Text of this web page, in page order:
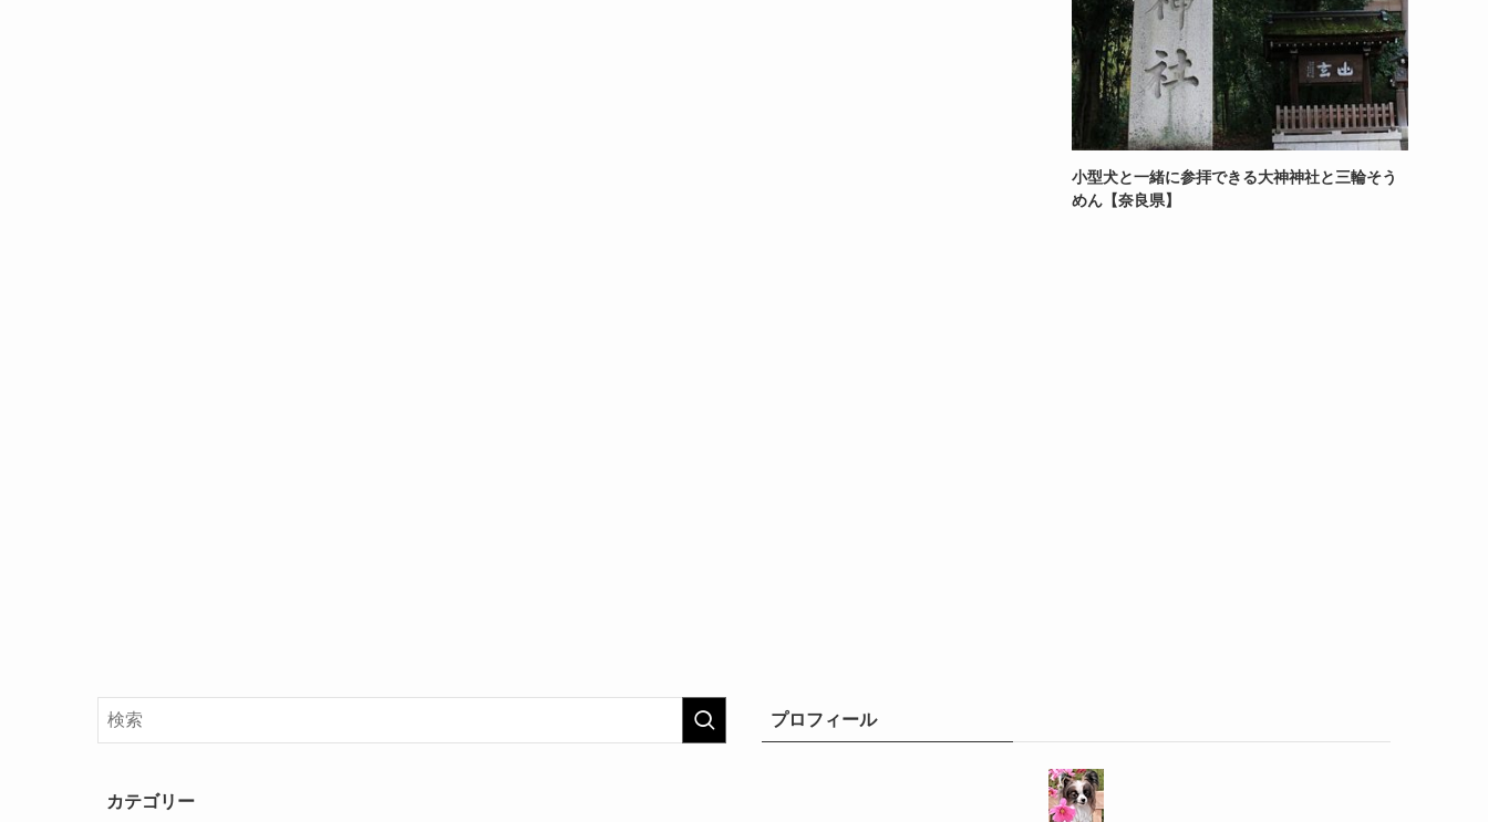
小型犬と一緒に参拝できる大神神社と三輪そう
めん【奈良県】
カテゴリー
プロフィール